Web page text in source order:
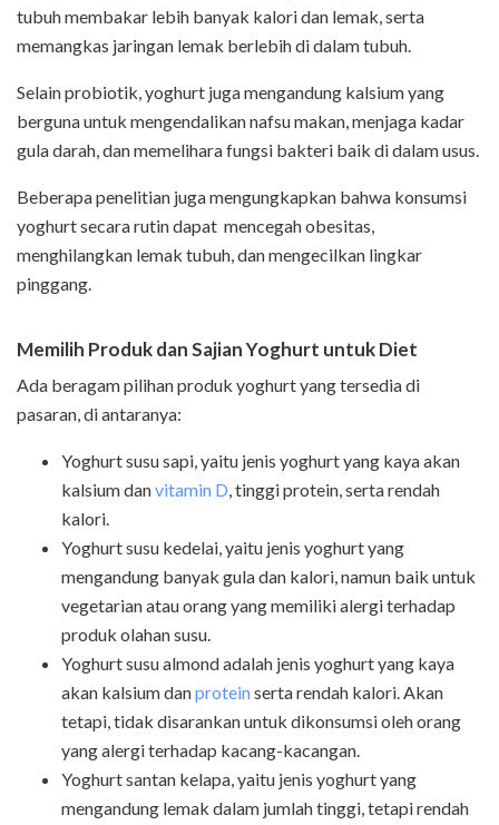
tubuh membakar lebih banyak kalori dan lemak, serta
memangkas jaringan lemak berlebih di dalam tubuh.
Selain probiotik, yoghurt juga mengandung kalsium yang
berguna untuk mengendalikan nafsu makan, menjaga kadar
gula darah, dan memelihara fungsi bakteri baik di dalam usus.
Beberapa penelitian juga mengungkapkan bahwa konsumsi
yoghurt secara rutin dapat mencegah obesitas,
menghilangkan lemak tubuh, dan mengecilkan lingkar
pinggang.
Memilih Produk dan Sajian Yoghurt untuk Diet
Ada beragam pilihan produk yoghurt yang tersedia di
pasaran, di antaranya:
Yoghurt susu sapi, yaitu jenis yoghurt yang kaya akan
kalsium danvitamin D, tinggi protein, serta rendah
kalori.
Yoghurt susu kedelai, yaitu jenis yoghurt yang
mengandung banyak gula dan kalori, namun baik untuk
vegetarian atau orang yang memiliki alergi terhadap
produk olahan susu.
Yoghurt susu almond adalah jenis yoghurt yang kaya
akan kalsium danproteinserta rendah kalori. Akan
tetapi, tidak disarankan untuk dikonsumsi oleh orang
yang alergi terhadap kacang-kacangan.
Yoghurt santan kelapa, yaitu jenis yoghurt yang
mengandung lemak dalam jumlah tinggi, tetapi rendah